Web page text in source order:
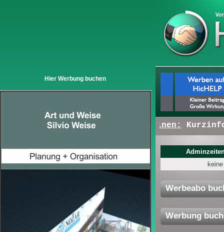
Hier Werbung buchen
+ + +Hier erscheinen:Kurzinfos
keine
Werbeabo
Werbung